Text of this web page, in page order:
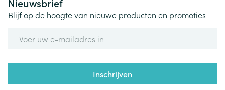
Nieuwsbrief
Blijf op de hoogte van nieuwe producten en promoties
Inschrijven